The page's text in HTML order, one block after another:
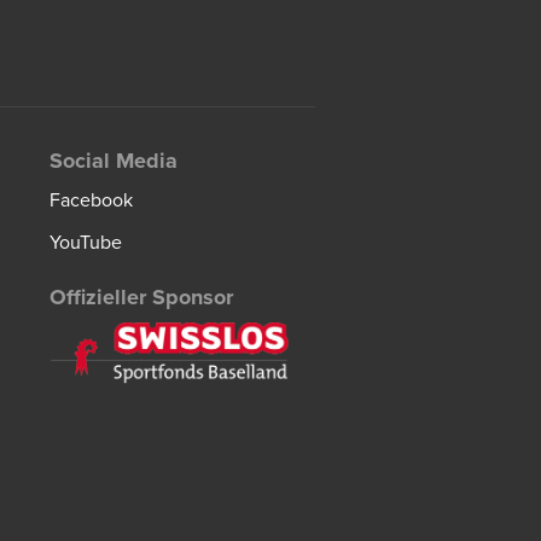
Social Media
Facebook
YouTube
Offizieller Sponsor